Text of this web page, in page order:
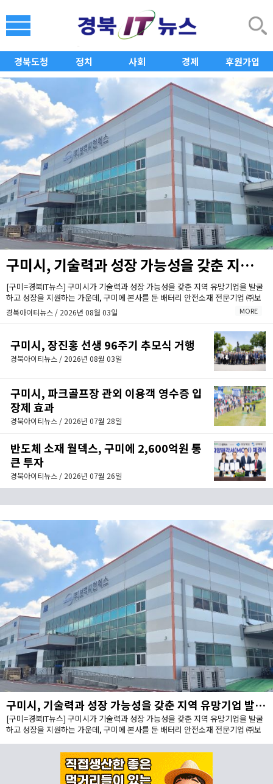
경북도청 정치 사회 경제 후원가입
구미시, 기술력과 성장 가능성을 갖춘 지역 유망기업 발굴·성장 지원
[구미=경북IT뉴스] 구미시가 기술력과 성장 가능성을 갖춘 지역 유망기업을 발굴
하고 성장을 지원하는 가운데, 구미에 본사를 둔 배터리 안전소재 전문기업 ㈜보
백씨엔에스(대표이사 서동조)가 누적 약 1,000억원 규모의 투자유치를 바탕으로
구미에 차세대 배터리 안전소재 양산거점을 구축한다.
MORE
경북아이티뉴스 / 2026년 08월 03일
구미시, 장진홍 선생 96주기 추모식 거행
경북아이티뉴스 / 2026년 08월 03일
구미시, 파크골프장 관외 이용객 영수증 입
장제 효과
경북아이티뉴스 / 2026년 07월 28일
반도체 소재 월덱스, 구미에 2,600억원 통
큰 투자
경북아이티뉴스 / 2026년 07월 26일
구미시, 기술력과 성장 가능성을 갖춘 지역 유망기업 발굴·성장 지원
[구미=경북IT뉴스] 구미시가 기술력과 성장 가능성을 갖춘 지역 유망기업을 발굴
하고 성장을 지원하는 가운데, 구미에 본사를 둔 배터리 안전소재 전문기업 ㈜보
구미에 차세대 배터리 안전소재 양산거점을 구축한다.